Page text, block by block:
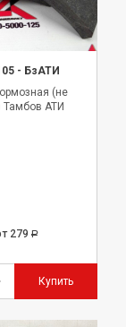
- БзАТИ
(не
Тамбов АТИ
279 Р
Купить